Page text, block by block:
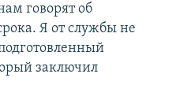
говорят об
Я от службы не
заключил